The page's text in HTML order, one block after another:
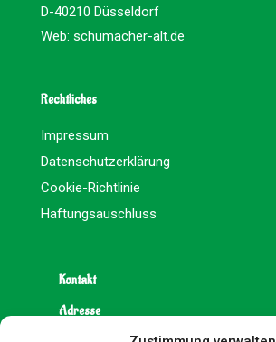
D-40210 Düsseldorf
Web: schumacher-alt.de
Rechtliches
Impressum
Datenschutzerklärung
Cookie-Richtlinie
Haftungsauschluss
Kontakt
Adresse